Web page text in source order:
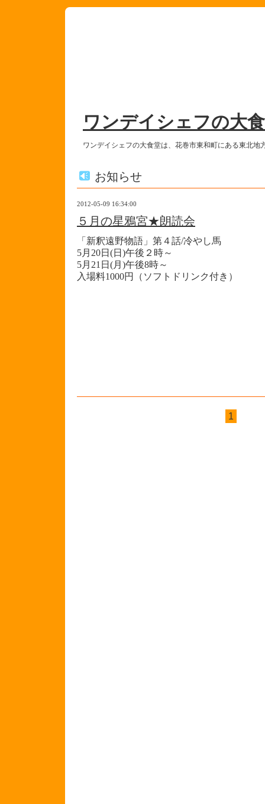
ワンデイシェフの大
ワンデイシェフの大食堂は、花巻市東和町にある東北
お知らせ
2012-05-09 16:34:00
５月の星鴉宮★朗読会
「新釈遠野物語」 第４話/冷やし馬
5月20日(日)午後２時～
5月21日(月)午後8時～
入場料1000円（ソフトドリンク付き）
1